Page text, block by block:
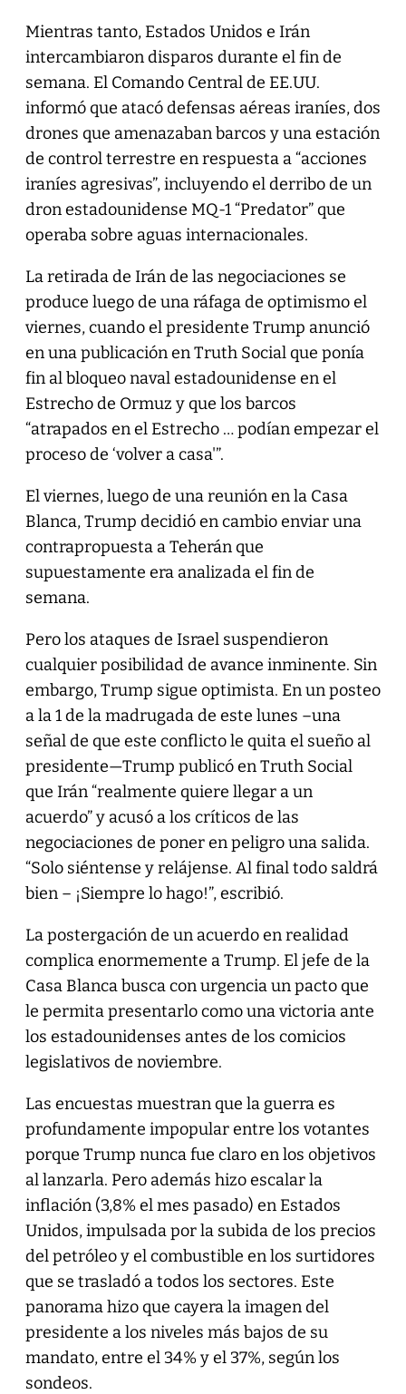
Mientras tanto, Estados Unidos e Irán
intercambiaron disparos durante el fin de
semana. El Comando Central de EE.UU.
informó que atacó defensas aéreas iraníes, dos
drones que amenazaban barcos y una estación
de control terrestre en respuesta a “acciones
iraníes agresivas”, incluyendo el derribo de un
dron estadounidense MQ-1 “Predator” que
operaba sobre aguas internacionales.
La retirada de Irán de las negociaciones se
produce luego de una ráfaga de optimismo el
viernes, cuando el presidente Trump anunció
en una publicación en Truth Social que ponía
fin al bloqueo naval estadounidense en el
Estrecho de Ormuz y que los barcos
“atrapados en el Estrecho … podían empezar el
proceso de ‘volver a casa'”.
El viernes, luego de una reunión en la Casa
Blanca, Trump decidió en cambio enviar una
contrapropuesta a Teherán que
supuestamente era analizada el fin de
semana.
Pero los ataques de Israel suspendieron
cualquier posibilidad de avance inminente. Sin
embargo, Trump sigue optimista. En un posteo
a la 1 de la madrugada de este lunes –una
señal de que este conflicto le quita el sueño al
presidente—Trump publicó en Truth Social
que Irán “realmente quiere llegar a un
acuerdo” y acusó a los críticos de las
negociaciones de poner en peligro una salida.
“Solo siéntense y relájense. Al final todo saldrá
bien – ¡Siempre lo hago!”, escribió.
La postergación de un acuerdo en realidad
complica enormemente a Trump. El jefe de la
Casa Blanca busca con urgencia un pacto que
le permita presentarlo como una victoria ante
los estadounidenses antes de los comicios
legislativos de noviembre.
Las encuestas muestran que la guerra es
profundamente impopular entre los votantes
porque Trump nunca fue claro en los objetivos
al lanzarla. Pero además hizo escalar la
inflación (3,8% el mes pasado) en Estados
Unidos, impulsada por la subida de los precios
del petróleo y el combustible en los surtidores
que se trasladó a todos los sectores. Este
panorama hizo que cayera la imagen del
presidente a los niveles más bajos de su
mandato, entre el 34% y el 37%, según los
sondeos.